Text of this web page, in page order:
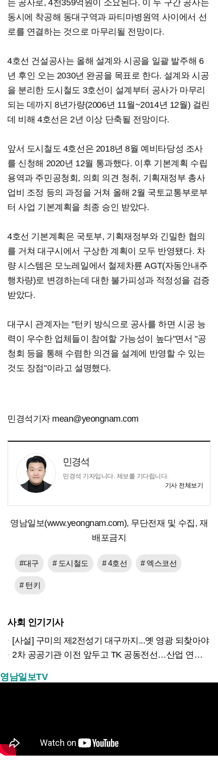
는 공사로, 4천359억원이 소요된다. 이 두 구간 공사는
동시에 착공해 동대구역과 파티마병원역 사이에서 선
로를 연결하는 것으로 마무리될 전망이다.
4호선 건설공사는 올해 설계와 시공을 일괄 발주해 6
년 후인 오는 2030년 완공을 목표로 한다. 설계와 시공
을 분리한 도시철도 3호선이 설계부터 공사가 마무리
되는 데까지 8년가량(2006년 11월~2014년 12월) 걸린
데 비해 4호선은 2년 이상 단축될 전망이다.
앞서 도시철도 4호선은 2018년 8월 예비타당성 조사
를 신청해 2020년 12월 통과했다. 이후 기본계획 수립
용역과 주민공청회, 의회 의견 청취, 기획재정부 총사
업비 조정 등의 과정을 거쳐 올해 2월 국토교통부로부
터 사업 기본계획을 최종 승인 받았다.
4호선 기본계획은 국토부, 기획재정부와 긴밀한 협의
를 거쳐 대구시에서 구상한 계획이 모두 반영됐다. 차
량 시스템은 모노레일에서 철제차륜 AGT(자동안내주
행차량)로 변경하는데 대한 불가피성과 적정성을 검증
받았다.
대구시 관계자는 "턴키 방식으로 공사를 하면 시공 능
력이 우수한 업체들이 참여할 가능성이 높다"면서 "공
청회 등을 통해 수렴한 의견을 설계에 반영할 수 있는
것도 장점"이라고 설명했다.
민경석기자 mean@yeongnam.com
민경석
민경석 기자입니다. 제보를 기다립니다.
기사 전체보기
영남일보(www.yeongnam.com), 무단전재 및 수집, 재
배포금지
#대구 # 도시철도 # 4호선 # 엑스코선
# 턴키
사회 인기기사
[사설] 구미의 제2전성기 대구까지...옛 영광 되찾아야
2차 공공기관 이전 앞두고 TK 공동전선…산업 연계형 유치 승부수
영남일보TV